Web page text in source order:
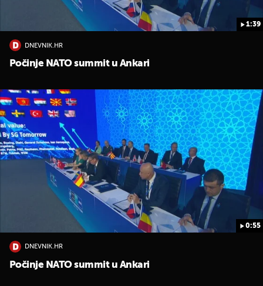
1:39
DNEVNIK.HR
Počinje NATO summit u Ankari
0:55
DNEVNIK.HR
Počinje NATO summit u Ankari